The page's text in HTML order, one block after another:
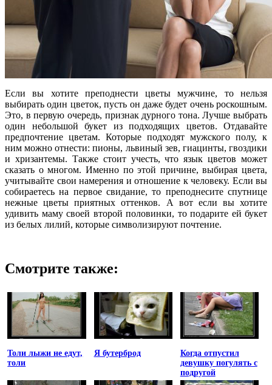
Если вы хотите преподнести цветы мужчине, то нельзя
выбирать один цветок, пусть он даже будет очень роскошным.
Это, в первую очередь, признак дурного тона. Лучше выбрать
один небольшой букет из подходящих цветов. Отдавайте
предпочтение цветам. Которые подходят мужского полу, к
ним можно отнести: пионы, львиный зев, гиацинты, гвоздики
и хризантемы. Также стоит учесть, что язык цветов может
сказать о многом. Именно по этой причине, выбирая цвета,
учитывайте свои намерения и отношение к человеку. Если вы
собираетесь на первое свидание, то преподнесите спутнице
нежные цветы приятных оттенков. А вот если вы хотите
удивить маму своей второй половинки, то подарите ей букет
из белых лилий, которые символизируют почтение.
Смотрите также:
Толи лыжи не едут,
толи
Я бутерброд
Когда отпустил
девушку погулять с
подругой